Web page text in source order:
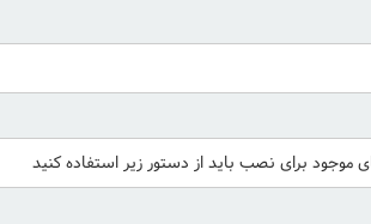
موجود برای نصب باید از دستور زیر استفاده کنید